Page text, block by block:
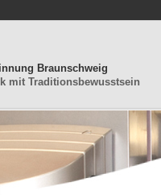
Braunschweig
mit Traditionsbewusstsein